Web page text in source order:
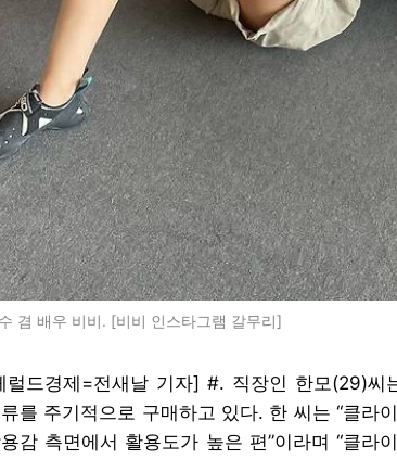
겸 배우 비비. [비비 인스타그램 갈무리]
럴드경제=전새날 기자] #. 직장인 한모(29)씨
를 주기적으로 구매하고 있다. 한 씨는 “클라
감 측면에서 활용도가 높은 편”이라며 “클라